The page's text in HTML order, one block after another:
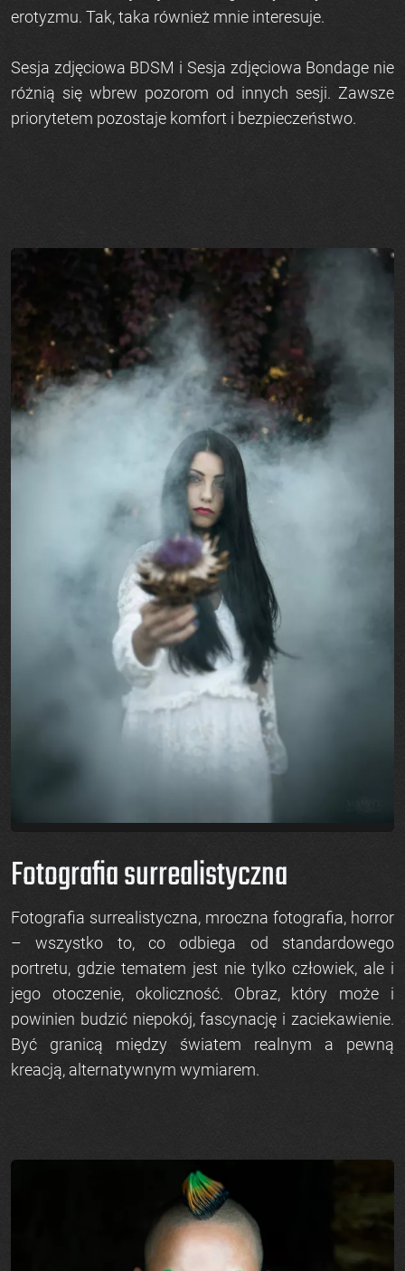
erotyzmu. Tak, taka również mnie interesuje.
Sesja zdjęciowa BDSM i Sesja zdjęciowa Bondage nie
różnią się wbrew pozorom od innych sesji. Zawsze
priorytetem pozostaje komfort i bezpieczeństwo.
Fotografia surrealistyczna
Fotografia surrealistyczna, mroczna fotografia, horror
– wszystko to, co odbiega od standardowego
portretu, gdzie tematem jest nie tylko człowiek, ale i
jego otoczenie, okoliczność. Obraz, który może i
powinien budzić niepokój, fascynację i zaciekawienie.
Być granicą między światem realnym a pewną
kreacją, alternatywnym wymiarem.